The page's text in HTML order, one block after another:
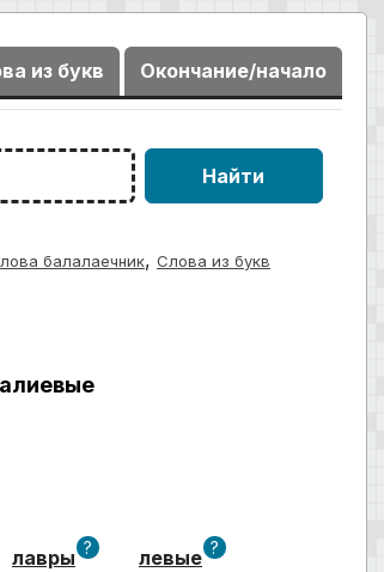
из букв Окончание/начало
Найти
балалаечник, Слова из букв
лавры ? левые ?